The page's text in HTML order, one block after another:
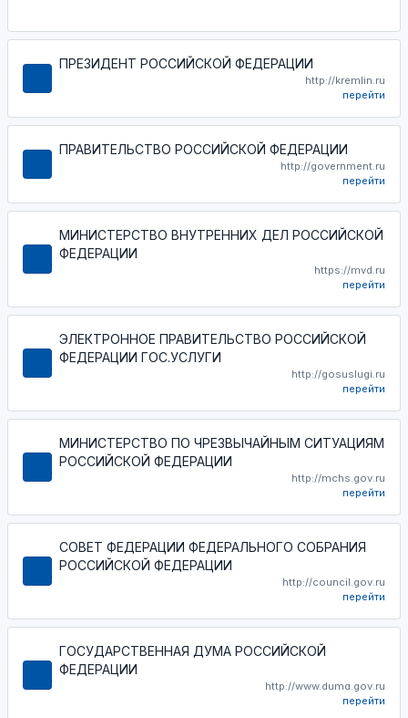
ПРЕЗИДЕНТ РОССИЙСКОЙ ФЕДЕРАЦИИ
http://kremlin.ru
перейти
ПРАВИТЕЛЬСТВО РОССИЙСКОЙ ФЕДЕРАЦИИ
http://government.ru
перейти
МИНИСТЕРСТВО ВНУТРЕННИХ ДЕЛ РОССИЙСКОЙ
ФЕДЕРАЦИИ
https://mvd.ru
перейти
ЭЛЕКТРОННОЕ ПРАВИТЕЛЬСТВО РОССИЙСКОЙ
ФЕДЕРАЦИИ ГОС.УСЛУГИ
http://gosuslugi.ru
перейти
МИНИСТЕРСТВО ПО ЧРЕЗВЫЧАЙНЫМ СИТУАЦИЯМ
РОССИЙСКОЙ ФЕДЕРАЦИИ
http://mchs.gov.ru
перейти
СОВЕТ ФЕДЕРАЦИИ ФЕДЕРАЛЬНОГО СОБРАНИЯ
РОССИЙСКОЙ ФЕДЕРАЦИИ
http://council.gov.ru
перейти
ГОСУДАРСТВЕННАЯ ДУМА РОССИЙСКОЙ
ФЕДЕРАЦИИ
http://www.duma.gov.ru
перейти